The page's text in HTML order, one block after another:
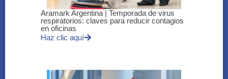
Aramark Argentina | Temporada de virus
respiratorios: claves para reducir contagios
en oficinas
Haz clic aquí